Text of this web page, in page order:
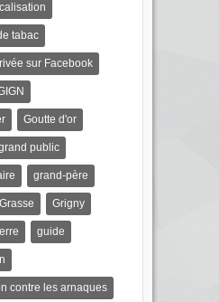
tabac
sur Facebook
Goutte d'or
public
grand-père
Grasse Grigny
guide
contre les arnaques